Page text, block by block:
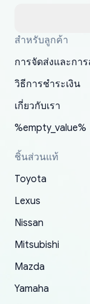
a matter of
well, I forgot
my address
correct
promptly.
Thank you,
customer
have
2022. The
and with no
received at
parcel was
replacement
The only
order.
South Guam
OEM parts
Fast
P. Ginez
Basically,
my XRs
19 delays
is packed
about the
my cart is
had troubles
and giving
All genuine
have told
appreciate
Jay W
I am so
needed
my VDJ79,
packaging
parts
toyota!.
YANAN
สำหรับลูกค้า
การจัดส่งและกา
วิธีการชำระเงิน
เกี่ยวกับเรา
%empty_value%
ชิ้นส่วนแท้
Toyota
Lexus
Nissan
Mitsubishi
Mazda
Yamaha